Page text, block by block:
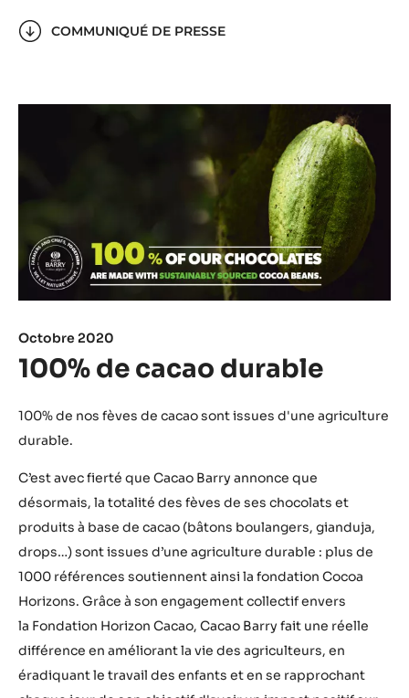
COMMUNIQUÉ DE PRESSE
Octobre 2020
100% de cacao durable
100% de nos fèves de cacao sont issues d'une agriculture
durable.
C’est avec fierté que Cacao Barry annonce que
désormais, la totalité des fèves de ses chocolats et
produits à base de cacao (bâtons boulangers, gianduja,
drops…) sont issues d’une agriculture durable : plus de
1000 références soutiennent ainsi la fondation Cocoa
Horizons. Grâce à son engagement collectif envers
la Fondation Horizon Cacao, Cacao Barry fait une réelle
différence en améliorant la vie des agriculteurs, en
éradiquant le travail des enfants et en se rapprochant